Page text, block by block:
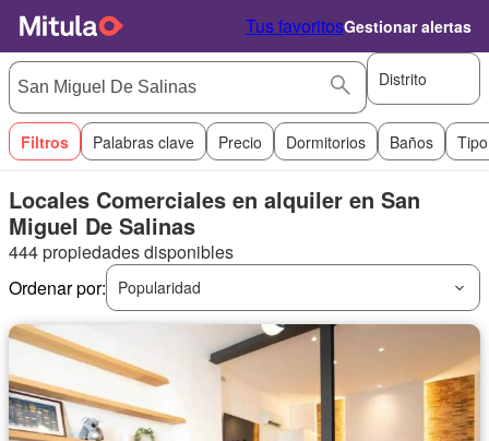
Tus favoritosGestionar alertas
Distrito
Filtros Palabras clave Precio Dormitorios Baños
Locales Comerciales en alquiler en San
Miguel De Salinas
444 propiedades disponibles
Ordenar por:
Popularidad